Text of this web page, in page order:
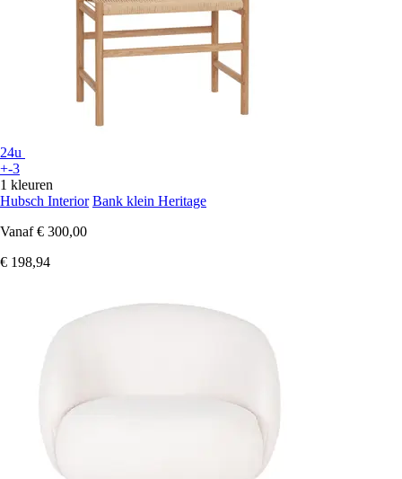
24u
+-3
1 kleuren
Hubsch Interior Bank klein Heritage
Vanaf € 300,00
€ 198,94